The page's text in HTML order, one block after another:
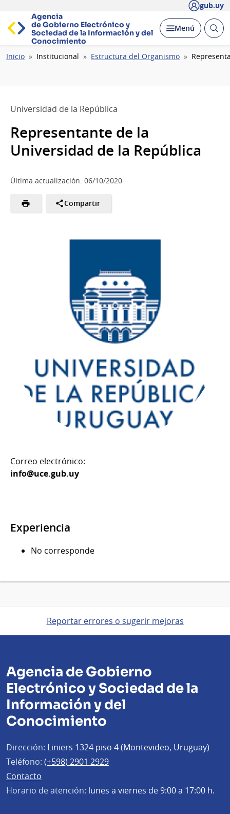
gub.uy
Agencia
de Gobierno Electrónico y
Sociedad de la Información y del
Conocimiento
Desplegar
Menú Abrir
Ruta
Inicio Institucional Estructura del Organismo
Universidad de la República
Representante de la
Universidad de la República
Última actualización: 06/10/2020
Compartir
Correo electrónico:
info@uce.gub.uy
Experiencia
No corresponde
Reportar errores o sugerir mejoras
Agencia de Gobierno
Electrónico y Sociedad de la
Información y del
Conocimiento
Dirección: Liniers 1324 piso 4 (Montevideo, Uruguay)
Teléfono: (+598) 2901 2929
Contacto
Horario de atención: lunes a viernes de 9:00 a 17:00 h.